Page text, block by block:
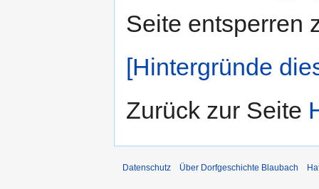
Seite entsperren
[Hintergründe
Zurück zur Seite
Datenschutz Über Dorfgeschichte Blaubach